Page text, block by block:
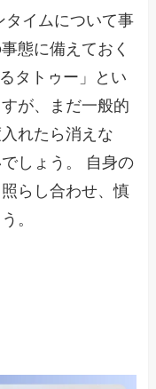
タイムについて事
態に備えておく
タトゥー」とい
が、まだ一般的
れたら消えな
しょう。 自身の
らし合わせ、慎
。